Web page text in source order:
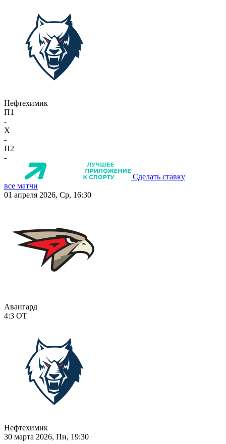
Нефтехимик
П1
-
X
-
П2
-
Сделать ставку
все матчи
01 апреля 2026, Ср, 16:30
Авангард
4:3 ОТ
Нефтехимик
30 марта 2026, Пн, 19:30